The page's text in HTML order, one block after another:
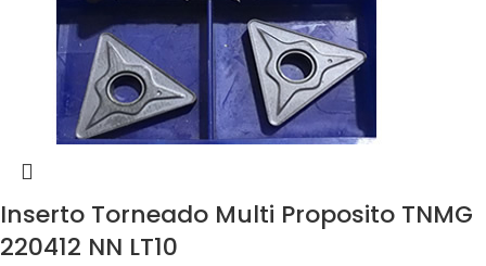
Inserto Torneado Multi Proposito TNMG
220412 NN LT10